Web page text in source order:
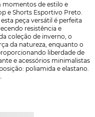
momentos de estilo e
e Shorts Esportivo Preto.
peça versátil é perfeita
resistência e
coleção de inverno, o
da natureza, enquanto o
liberdade de
e acessórios minimalistas
poliamida e elastano.